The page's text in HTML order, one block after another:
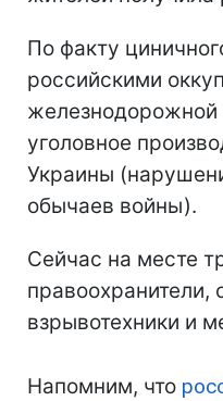
По факту
российскими
железнодорожной
уголовное
Украины
обычаев войны).
Сейчас на месте
правоохранители,
взрывотехники и
Напомним, что